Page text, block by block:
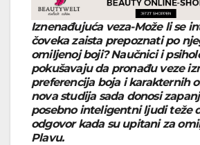
Iznenađujuća veza-Može li se
čoveka zaista prepoznati po
omiljenoj boji? Naučnici i
pokušavaju da pronađu veze
preferencija boja i karakternih
nova studija sada donosi
posebnointeligentni ljuditeže
odgovor kada su upitani za
Plavu.